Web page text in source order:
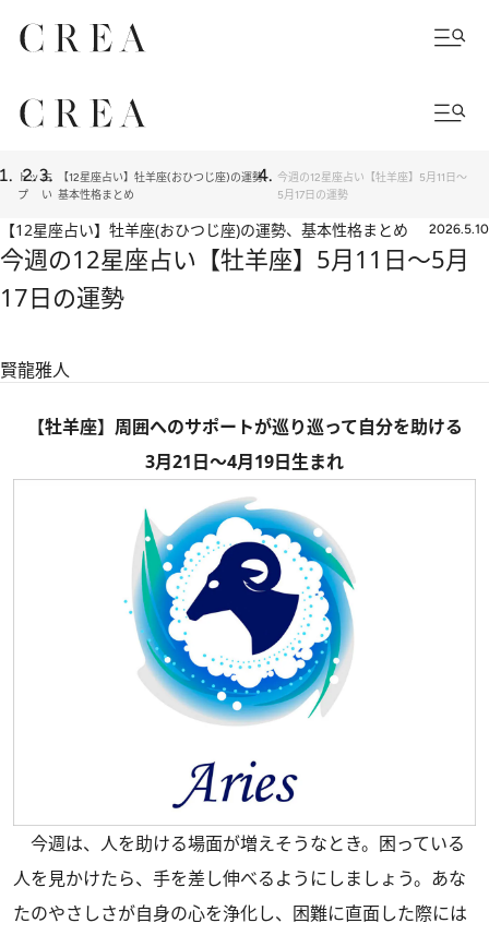
トッ
プ
占
い
【12星座占い】牡羊座(おひつじ座)の運勢、
基本性格まとめ
今週の12星座占い【牡羊座】5月11日～
5月17日の運勢
【12星座占い】牡羊座(おひつじ座)の運勢、基本性格まとめ 2026.5.10
今週の12星座占い【牡羊座】5月11日～5月
17日の運勢
賢龍雅人
【牡羊座】周囲へのサポートが巡り巡って自分を助ける
3月21日～4月19日生まれ
今週は、人を助ける場面が増えそうなとき。困っている
人を見かけたら、手を差し伸べるようにしましょう。あな
たのやさしさが自身の心を浄化し、困難に直面した際には